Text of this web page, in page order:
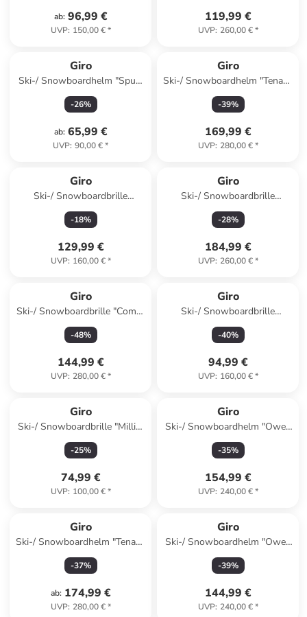
ab: 96,99 €
UVP: 150,00 €*
119,99 €
UVP: 260,00 €*
Giro
Ski-/ Snowboardhelm "Spur"
in Dunkelblau
-26%
ab: 65,99 €
UVP: 90,00 €*
Giro
Ski-/ Snowboardhelm "Tenaya
Spherical" in Beige
-39%
169,99 €
UVP: 280,00 €*
Giro
Ski-/ Snowboardbrille
"Balance II" in Hellblau/
Schwarz
-18%
129,99 €
UVP: 160,00 €*
Giro
Ski-/ Snowboardbrille
"Contour in Grün/ Beige
-28%
184,99 €
UVP: 260,00 €*
Giro
Ski-/ Snowboardbrille "Comp"
in Grau/ Rot/ Gelb
-48%
144,99 €
UVP: 280,00 €*
Giro
Ski-/ Snowboardbrille
"Method II" in Dunkelgrün/
Grau
-40%
94,99 €
UVP: 160,00 €*
Giro
Ski-/ Snowboardbrille "Millie"
in Orange/ Beige
-25%
74,99 €
UVP: 100,00 €*
Giro
Ski-/ Snowboardhelm "Owen
Mips" in Weiß
-35%
154,99 €
UVP: 240,00 €*
Giro
Ski-/ Snowboardhelm "Tenaya
Spherical" in Weiß
-37%
ab: 174,99 €
UVP: 280,00 €*
Giro
Ski-/ Snowboardhelm "Owen
Spherical" in Weiß
-39%
144,99 €
UVP: 240,00 €*